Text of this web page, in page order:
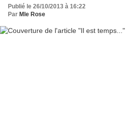
Publié le 26/10/2013 à 16:22
Par Mle Rose